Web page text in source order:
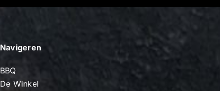
Navigeren
BBQ
De Winkel